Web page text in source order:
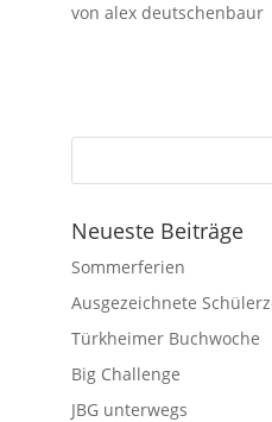
von alex deutschenbaur
Neueste Beiträge
Sommerferien
Ausgezeichnete
Türkheimer Buchwoche
Big Challenge
JBG unterwegs